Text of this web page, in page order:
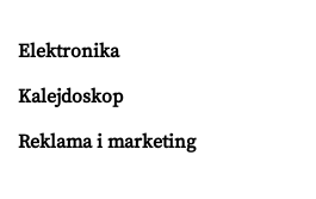
Elektronika
Kalejdoskop
Reklama i marketing